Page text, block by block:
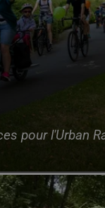
pour l'Urban